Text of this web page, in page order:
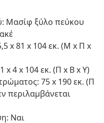
Μασίφ ξύλο πεύκου
x 81 x 104 εκ. (Μ x Π x
x 4 x 104 εκ. (Π x Β x Υ)
75 x 190 εκ. (Π
περιλαμβάνεται
Ναι